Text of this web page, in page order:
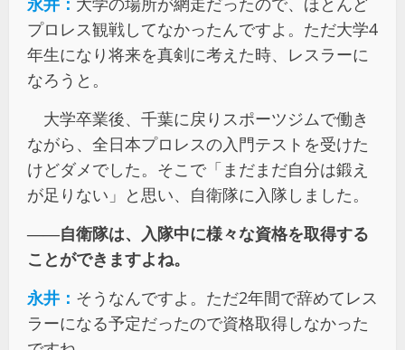
プロレス観戦してなかったんですよ。ただ大学4
年生になり将来を真剣に考えた時、レスラーに
なろうと。
大学卒業後、千葉に戻りスポーツジムで働き
ながら、全日本プロレスの入門テストを受けた
けどダメでした。そこで「まだまだ自分は鍛え
が足りない」と思い、自衛隊に入隊しました。
――自衛隊は、入隊中に様々な資格を取得する
ことができますよね。
永井： そうなんですよ。ただ2年間で辞めてレス
ラーになる予定だったので資格取得しなかった